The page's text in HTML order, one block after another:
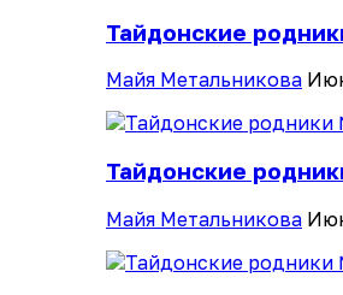
Тайдонские
Майя Метальникова
Тайдонские
Майя Метальникова